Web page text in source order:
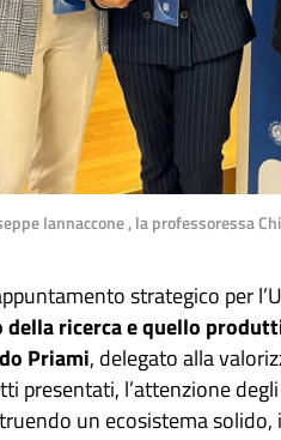
Iannaccone , la professoressa
strategico per
ricerca e quello
Priami, delegato alla
presentati, l’attenzione
un ecosistema